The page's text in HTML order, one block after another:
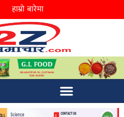
हाम्रो बारेमा